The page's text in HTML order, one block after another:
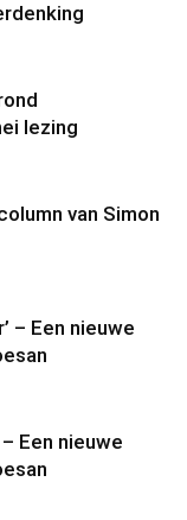
lezing
van Simon
– Een nieuwe
Een nieuwe